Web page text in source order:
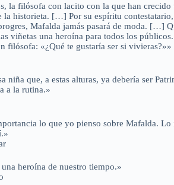
la filósofa con lacito con la que han
la historieta. […] Por su espíritu
Mafalda jamás pasará de moda. […]
viñetas una heroína para todos los
filósofa: «¿Qué te gustaría ser si vivieras?»»
niña que, a estas alturas, ya debería ser
a la rutina.»
lo que yo pienso sobre Mafalda.
heroína de nuestro tiempo.»